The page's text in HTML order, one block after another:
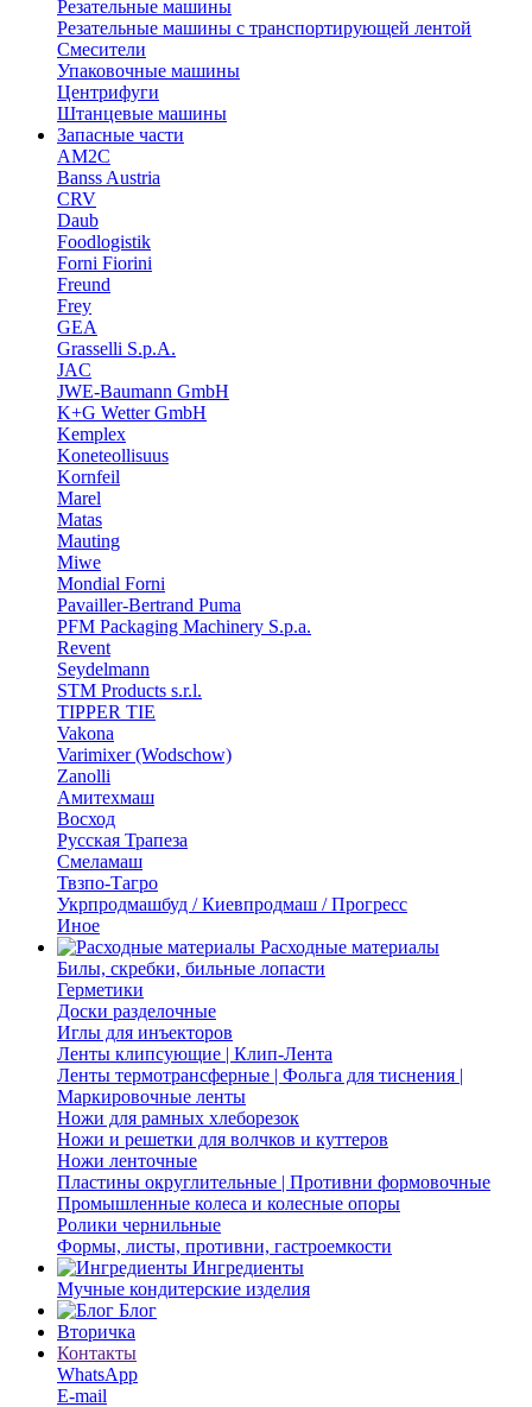
Резательные машины
Резательные машины с транспортирующей лентой
Смесители
Упаковочные машины
Центрифуги
Штанцевые машины
Запасные части
AM2C
Banss Austria
CRV
Daub
Foodlogistik
Forni Fiorini
Freund
Frey
GEA
Grasselli S.p.A.
JAC
JWE-Baumann GmbH
K+G Wetter GmbH
Kemplex
Koneteollisuus
Kornfeil
Marel
Matas
Mauting
Miwe
Mondial Forni
Pavailler-Bertrand Puma
PFM Packaging Machinery S.p.a.
Revent
Seydelmann
STM Products s.r.l.
TIPPER TIE
Vakona
Varimixer (Wodschow)
Zanolli
Амитехмаш
Восход
Русская Трапеза
Смеламаш
Твзпо-Тагро
Укрпродмашбуд / Киевпродмаш / Прогресс
Иное
Расходные материалы
Билы, скребки, бильные лопасти
Герметики
Доски разделочные
Иглы для инъекторов
Ленты клипсующие | Клип-Лента
Ленты термотрансферные | Фольга для тиснения |
Маркировочные ленты
Ножи для рамных хлеборезок
Ножи и решетки для волчков и куттеров
Ножи ленточные
Пластины округлительные | Противни формовочные
Промышленные колеса и колесные опоры
Ролики чернильные
Формы, листы, противни, гастроемкости
Ингредиенты
Мучные кондитерские изделия
Блог
Вторичка
Контакты
WhatsApp
E-mail